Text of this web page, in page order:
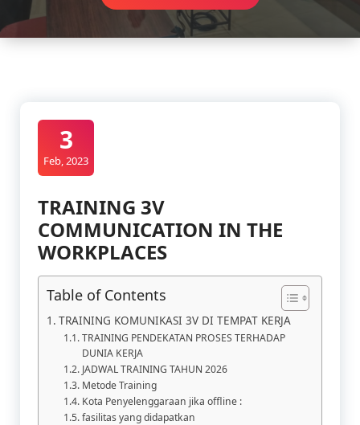
3
Feb, 2023
TRAINING 3V
COMMUNICATION IN THE
WORKPLACES
Table of Contents
TRAINING KOMUNIKASI 3V DI TEMPAT KERJA
TRAINING PENDEKATAN PROSES TERHADAP
DUNIA KERJA
JADWAL TRAINING TAHUN 2026
Metode Training
Kota Penyelenggaraan jika offline :
fasilitas yang didapatkan